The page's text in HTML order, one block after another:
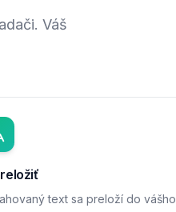
Váš
text sa preloží do vášho